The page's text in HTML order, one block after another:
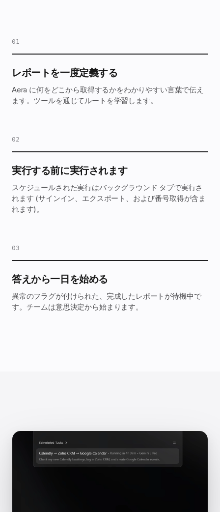
レポートを一度定義する
Aera に何をどこから取得するかをわかりやすい言葉で伝え
ます。ツールを通じてルートを学習します。
実行する前に実行されます
スケジュールされた実行はバックグラウンド タブで実行さ
れます (サインイン、エクスポート、および番号取得が含ま
れます)。
答えから一日を始める
異常のフラグが付けられた、完成したレポートが待機中で
す。チームは意思決定から始まります。